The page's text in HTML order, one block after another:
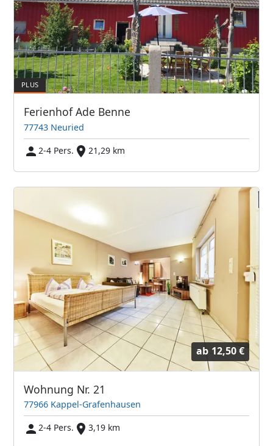
Ferienhof Ade Benne
77743 Neuried
2-4 Pers.
21,29 km
ab 12,50 €
Wohnung Nr. 21
77966 Kappel-Grafenhausen
2-4 Pers.
3,19 km